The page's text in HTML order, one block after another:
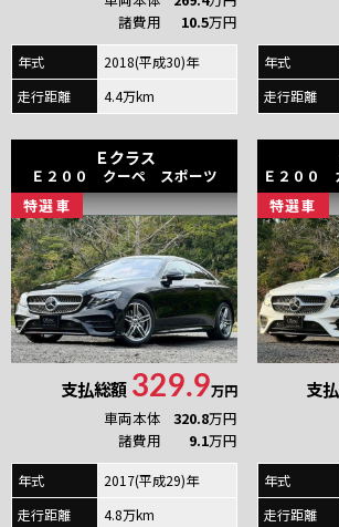
諸費用
10.5万円
年式
2018(平成30)年
走行距離
4.4万km
年式
走行距離
Ｅクラス
Ｅ２００ クーペ スポーツ
特選 車
支払総額 329.9万円
車両本体 320.8万円
諸費用
9.1万円
年式
2017(平成29)年
走行距離
4.8万km
Ｅ２００
特選 車
支
年式
走行距離